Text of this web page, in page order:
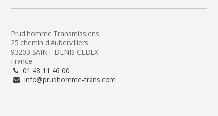
Prud'homme Transmissions
25 chemin d'Aubervilliers
93203 SAINT-DENIS CEDEX
France
01 48 11 46 00
info@prudhomme-trans.com